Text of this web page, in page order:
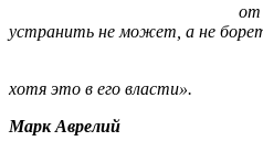
от других –
устранить не может, а не
со своим
хотя это в его власти».
Марк Аврелий